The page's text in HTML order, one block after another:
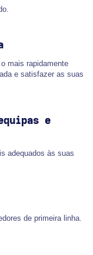
mais rapidamente
e satisfazer as suas
e
adequados às suas
de primeira linha.